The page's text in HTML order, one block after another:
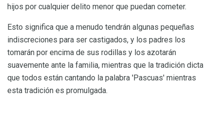
hijos por cualquier delito menor que puedan cometer.
Esto significa que a menudo tendrán algunas pequeñas
indiscreciones para ser castigados, y los padres los
tomarán por encima de sus rodillas y los azotarán
suavemente ante la familia, mientras que la tradición dicta
que todos están cantando la palabra 'Pascuas' mientras
esta tradición es promulgada.